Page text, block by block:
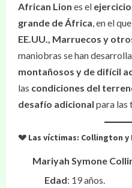
African Lion es el
grande de África, en el
EE.UU., Marruecos y
maniobras se han
montañosos y de difícil
las condiciones del
desafío adicional para las
💔 Las víctimas: Collington y
Mariyah Symone
Edad: 19 años.